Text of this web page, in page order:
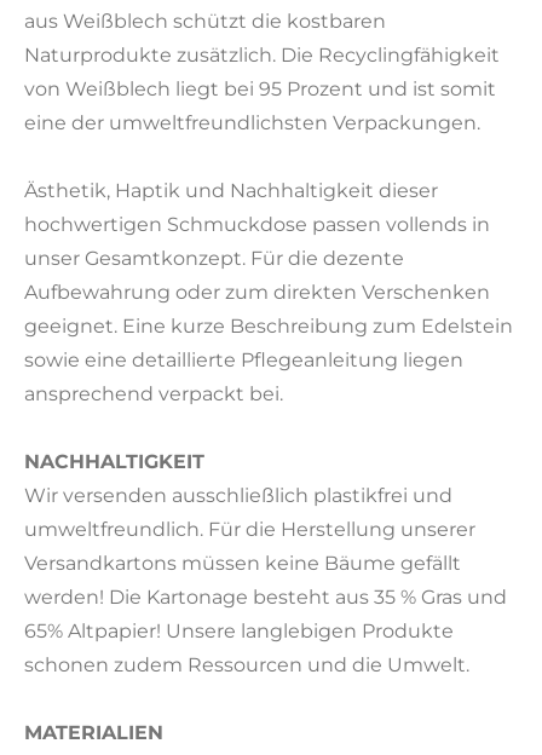
aus Weißblech schützt die kostbaren
Naturprodukte zusätzlich. Die Recyclingfähigkeit
von Weißblech liegt bei 95 Prozent und ist somit
eine der umweltfreundlichsten Verpackungen.
Ästhetik, Haptik und Nachhaltigkeit dieser
hochwertigen Schmuckdose passen vollends in
unser Gesamtkonzept. Für die dezente
Aufbewahrung oder zum direkten Verschenken
geeignet. Eine kurze Beschreibung zum Edelstein
sowie eine detaillierte Pflegeanleitung liegen
ansprechend verpackt bei.
NACHHALTIGKEIT
Wir versenden ausschließlich plastikfrei und
umweltfreundlich. Für die Herstellung unserer
Versandkartons müssen keine Bäume gefällt
werden! Die Kartonage besteht aus 35 % Gras und
65% Altpapier! Unsere langlebigen Produkte
schonen zudem Ressourcen und die Umwelt.
MATERIALIEN